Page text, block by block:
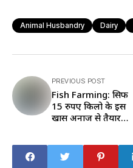
Animal Husbandry Dairy
PREVIOUS POST
Fish Farming: सिर्फ
15 रुपए किलो के इस
खास अनाज से तैयार